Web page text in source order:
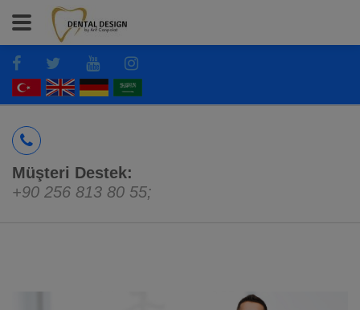
Müşteri Destek:
+90 256 813 80 55;